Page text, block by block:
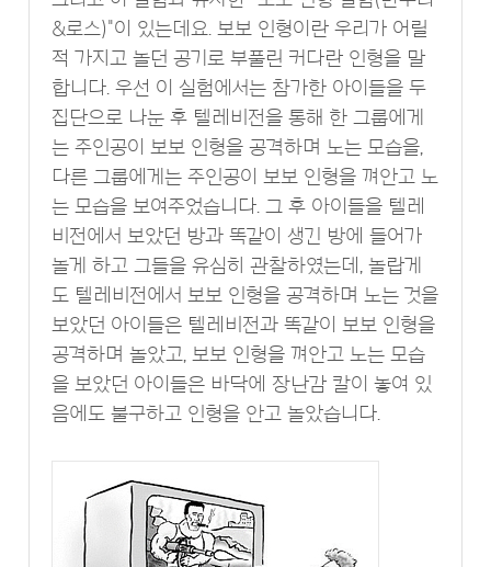
&로스)"이 있는데요. 보보 인형이란 우리가 어릴
적 가지고 놀던 공기로 부풀린 커다란 인형을 말
합니다. 우선 이 실험에서는 참가한 아이들을 두
집단으로 나눈 후 텔레비전을 통해 한 그룹에게
는 주인공이 보보 인형을 공격하며 노는 모습을,
다른 그룹에게는 주인공이 보보 인형을 껴안고 노
는 모습을 보여주었습니다. 그 후 아이들을 텔레
비전에서 보았던 방과 똑같이 생긴 방에 들어가
놀게 하고 그들을 유심히 관찰하였는데, 놀랍게
도 텔레비전에서 보보 인형을 공격하며 노는 것을
보았던 아이들은 텔레비전과 똑같이 보보 인형을
공격하며 놀았고, 보보 인형을 껴안고 노는 모습
을 보았던 아이들은 바닥에 장난감 칼이 놓여 있
음에도 불구하고 인형을 안고 놀았습니다.